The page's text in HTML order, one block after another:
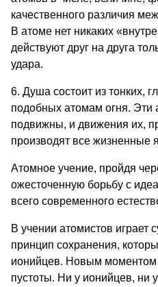
качествен­ного различия
В атоме нет никаких
действуют друг на друга
удара.
6. Душа состоит из тонких,
подобных атомам огня. Эти
подвижны, и движения их,
производят все жизненные
Атомное учение, пройдя
ожесточенную борьбу с
всего современного
В учении атомистов играет
принцип сохранения,
ионийцев. Новым моментом
пустоты. Ни у ионий­цев, ни